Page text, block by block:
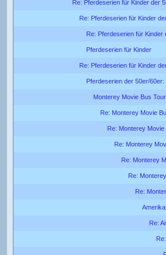
Re: Pferdeserien für Kinder der
Re: Pferdeserien für Kinder
Re: Pferdeserien für
Pferdeserien für Kinder
Re: Pferdeserien für Kinder
Pferdeserien der 50er/60er:
Monterey Movie Bus Tour
Re: Monterey Movie
Re: Monterey Movie
Re: Monterey
Re: Monterey
Re:
Re:
Re: